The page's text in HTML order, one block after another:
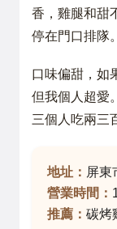
香，雞腿和甜
停在門口排隊。
口味偏甜，如
但我個人超愛
三個人吃兩三
地址： 屏東
營業時間：
推薦：碳烤